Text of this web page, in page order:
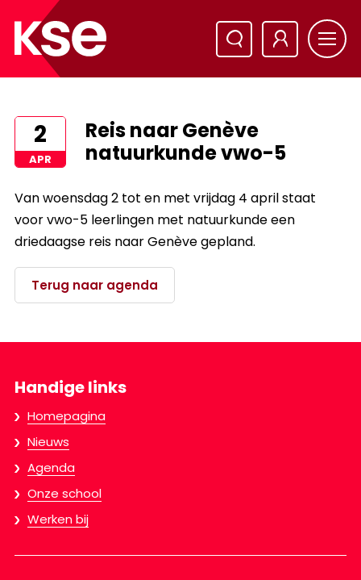
2
APR
Reis naar Genève
natuurkunde vwo-5
Van woensdag 2 tot en met vrijdag 4 april staat
voor vwo-5 leerlingen met natuurkunde een
driedaagse reis naar Genève gepland.
Terug naar agenda
Handige links
Homepagina
Nieuws
Agenda
Onze school
Werken bij